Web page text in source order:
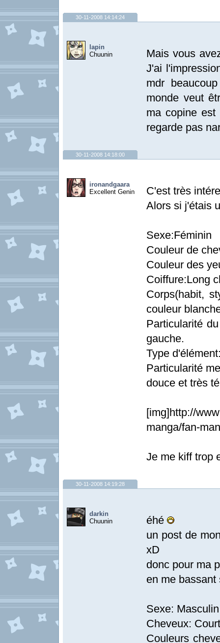
30-11-2008 14:14:24
lapin
Chuunin
Mais vous
J'ai
mdr
monde veut
ma copine
regarde pas
30-11-2008 14:18:00
ironandgaara
Excellent Genin
C'est très
Alors si j'étais
Sexe:Féminin
Couleur de
Couleur des
Coiffure:Long
Corps(habit,
couleur
Particularité
gauche.
Type
Particularité
douce et très
[img]http://
manga/fan-
Je me kiff trop
30-11-2008 14:19:28
darkin
Chuunin
éhé
un post de
xD
donc pour ma
en me
Sexe:
Cheveux: Court
Couleurs